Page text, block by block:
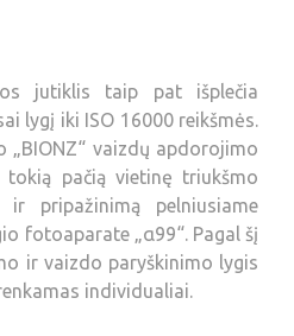
jutiklis taip pat išplečia
lygį iki ISO 16000 reikšmės.
vaizdų apdorojimo
tokią pačią vietinę triukšmo
pripažinimą pelniusiame
fotoaparate „α99“. Pagal šį
ir vaizdo paryškinimo lygis
individualiai.